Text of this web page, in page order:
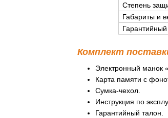
Степень
Габариты и
Гарантийный
Комплект
Электронный манок
Карта памяти с
Сумка-чехол.
Инструкция по
Гарантийный талон.